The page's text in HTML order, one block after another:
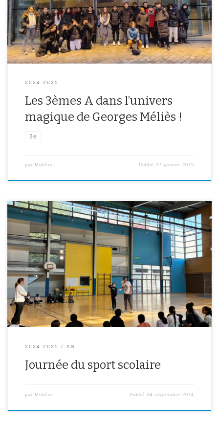
les coulisses du cinéma, s’imprégner de l’héritage de Georges
Méliès et développer leur créativité à travers un atelier
cinématographique. En […]
2024-2025
Les 3èmes A dans l’univers
magique de Georges Méliès !
3e
par Molière Publié27 janvier 2025
Le 19 septembre dernier tous les élèves de 6ème se sont initiés
aux différents sports qu’il est possible de pratiquer à l’AS. Au
programme Hand-ball, boxe, renforcement musculaire….
2024-2025 AS
Journée du sport scolaire
par Molière Publié 24 septembre 2024